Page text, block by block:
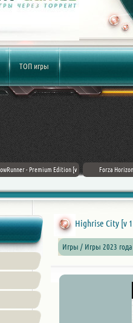
ТОП игры
- Premium Edition [v
Forza
Highrise City [v
Игры / Игры 2023 года